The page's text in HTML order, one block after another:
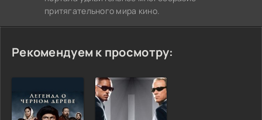
притягательного мира кино.
Рекомендуем к просмотру: